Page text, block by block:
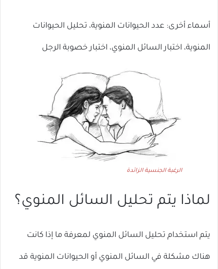
أسماء أخرى: عدد الحيوانات المنوية، تحليل الحيوانات
المنوية، اختبار السائل المنوي، اختبار خصوبة الرجل
الرغبة الجنسية الزائدة
لماذا يتم تحليل السائل المنوي؟
يتم استخدام تحليل السائل المنوي لمعرفة ما إذا كانت
هناك مشكلة في السائل المنوي أو الحيوانات المنوية قد